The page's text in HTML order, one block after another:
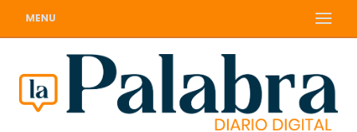
MENU